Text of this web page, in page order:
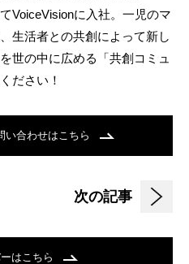
VoiceVisionに入社。一児のマ
生活者との共創によって新し
世の中に広める「共創コミュ
ださい！
い合わせはこちら
次の記事
はこちら